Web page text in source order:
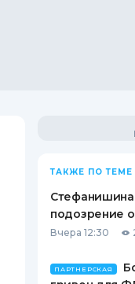
ТАКЖЕ ПО ТЕМЕ
Стефанишина
подозрение
Вчера 12:30
ПАРТНЕРСКАЯ